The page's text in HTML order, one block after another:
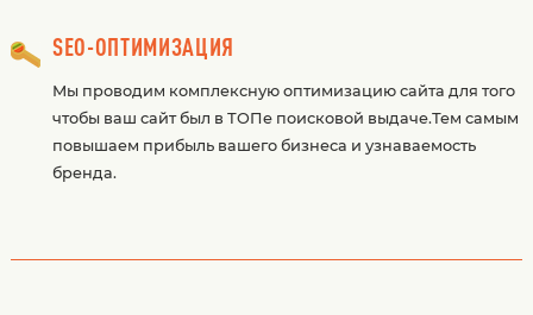
SEO-ОПТИМИЗАЦИЯ
Мы проводим комплексную оптимизацию сайта для того
чтобы ваш сайт был в ТОПе поисковой выдаче.Тем самым
повышаем прибыль вашего бизнеса и узнаваемость
бренда.